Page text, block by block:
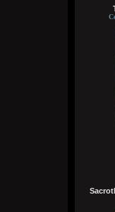
ну
типа
ты
быть